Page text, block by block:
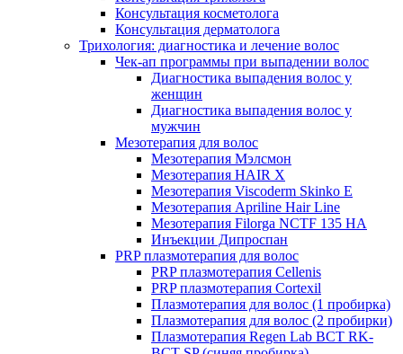
Консультация косметолога
Консультация дерматолога
Трихология: диагностика и лечение волос
Чек-ап программы при выпадении волос
Диагностика выпадения волос у
женщин
Диагностика выпадения волос у
мужчин
Мезотерапия для волос
Мезотерапия Мэлсмон
Мезотерапия HAIR X
Мезотерапия Viscoderm Skinko E
Мезотерапия Apriline Hair Line
Мезотерапия Filorga NCTF 135 HA
Инъекции Дипроспан
PRP плазмотерапия для волос
PRP плазмотерапия Cellenis
PRP плазмотерапия Cortexil
Плазмотерапия для волос (1 пробирка)
Плазмотерапия для волос (2 пробирки)
Плазмотерапия Regen Lab BCT RK-